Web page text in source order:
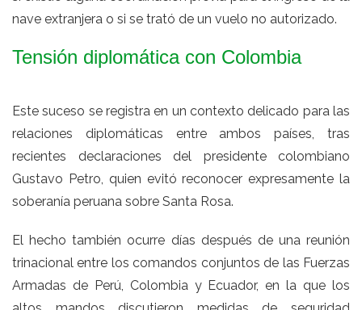
nave extranjera o si se trató de un vuelo no autorizado.
Tensión diplomática con Colombia
Este suceso se registra en un contexto delicado para las
relaciones diplomáticas entre ambos países, tras
recientes declaraciones del presidente colombiano
Gustavo Petro, quien evitó reconocer expresamente la
soberanía peruana sobre Santa Rosa.
El hecho también ocurre días después de una reunión
trinacional entre los comandos conjuntos de las Fuerzas
Armadas de Perú, Colombia y Ecuador, en la que los